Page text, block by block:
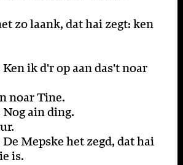
zo laank, dat hai zegt: ken
ik d'r op aan das't noar
noar Tine.
ain ding.
Mepske het zegd, dat hai
is.